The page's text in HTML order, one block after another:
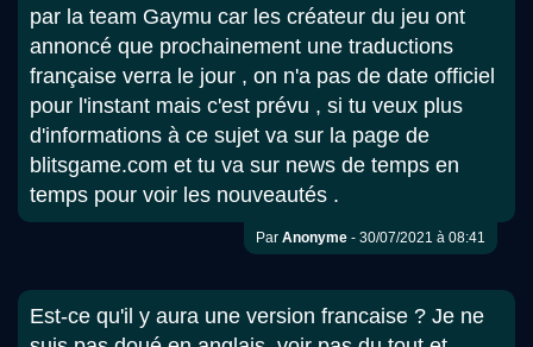
par la team Gaymu car les créateur du jeu ont
annoncé que prochainement une traductions
française verra le jour , on n'a pas de date officiel
pour l'instant mais c'est prévu , si tu veux plus
d'informations à ce sujet va sur la page de
blitsgame.com et tu va sur news de temps en
temps pour voir les nouveautés .
Par Anonyme - 30/07/2021 à 08:41
Est-ce qu'il y aura une version francaise ? Je ne